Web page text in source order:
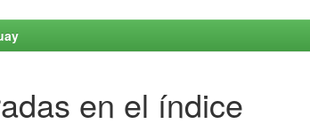
en el índice